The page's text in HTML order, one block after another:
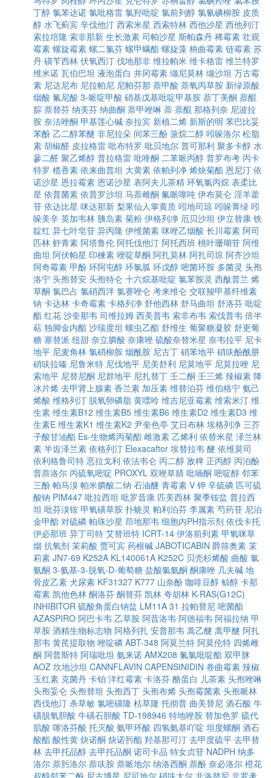
丁醇 氯苯达诺 氯吡格雷 氯羟吡啶 氯前列醇 氯氰碘柳胺 皮质
醇 水飞蓟宾 辛伐他汀 西索米星 西索特林 西他沙星 西他列汀
索拉培隆 索非那新 生长激素 司帕沙星 斯帕森丹 稀霉素 壮观
霉素 螺旋霉素 螺二氯芬 螺甲螨酯 螺旋藻 柄曲霉素 链霉素 苏
丹 磺苄西林 伏氧西汀 伐地那非 维拉帕米 维卡格雷 维兰特罗
维米诺 瓦伯巴坦 液泡蛋白 井冈霉素 缬尼莫林 缬沙坦 万古霉
素 尼达尼布 尼拉帕尼 尼帕芬那 萘甲酸 萘氧丙草胺 新绿原酸
烟酸 氟尼酸 3-哌啶甲酸 硝基戊基吡啶甲基胺 萘丁美酮 萘醌
腙 萘替芬 纳美芬 纳曲酮 萘甲唑啉 萘 萘醌 那格列奈 尼波拉
胺 奈法唑酮 甲基莲心碱 奈拉宾 新植二烯 新斯的明 苯巴比妥
苯酚 乙二醇苯醚 非尼拉朵 间苯三酚 蒎烷二醇 吲哚洛尔 松脂
素 胡椒醛 皮拉格雷 吡布特罗 吡贝地尔 普可那利 聚多卡醇 水
蓼二醛 聚乙烯醇 普拉格雷 吡喹酮 二苯哌丙醇 普罗布考 丙卡
特罗 榄香素 依来曲普坦 大黄素 依帕列净 烯炔菊酯 恩尼汀 依
诺沙星 恩拉霉素 恩诺沙星 表阿夫儿茶精 环氧氯丙烷 表柔比
星 依普菌素 依普罗沙坦 马萘雌酮 氟哌噻吨 伊布莫仑 淫羊藿
苷 依达比星 咪达那新 梨果仙人掌黄质 吲地司琼 吲哚菁绿 吲
哚美辛 英加韦林 胰岛素 菊粉 伊格列净 厄贝沙坦 伊立替康 铁
靛红 异七叶皂苷 异丙隆 伊维菌素 咪唑乙烟酸 长川霉素 阿司
匹林 虾青素 阿塔鲁伦 阿托伐他汀 阿托西班 桃叶珊瑚苷 阿维
曲坦 阿伏帕星 印楝素 唑啶草酮 阿扎莫林 阿扎司琼 阿齐沙坦
阿奇霉素 甲酚 环阿屯醇 环氯胍 环戊醇 嘧菌环胺 多菌灵 头孢
洛宁 头孢替安 头孢特仑 十六烷基吡啶 氯苯胺灵 西酞普兰 烯
草酮 氯巴占 氯硝西泮 氯赛唑仑 考来维仑 交联羧甲基纤维素
钠 卡达林 卡奇霉素 卡格列净 舒他西林 舒马曲坦 舒洛芬 吡啶
酯 红花 沙奎那韦 司维拉姆 西美普韦 索非布韦 索伐普韦 倍半
萜 独脚金内酯 沙瑞度坦 螺虫乙酯 舒维生 葡聚糖凝胶 舒更葡
糖 塞替派 纽甜 奈立膦酸 奈康唑 硫酸奈替米星 奈韦拉平 尼卡
地平 尼麦角林 氯硝柳胺 烟酰胺 尼古丁 硝苯地平 硝呋酚酰肼
硝呋拉嗪 尼鲁米特 尼伐地平 尼美舒利 尼莫地平 尼莫拉唑 尼
索地平 尼替尼酮 尼群地平 尼扎替丁 壬二酮 壬三烯 辣椒素 降
冰片烯 去甲肾上腺素 香兰素 加压素 维替泊芬 维伯格宁 氨己
烯酸 维格列汀 脱氧卵磷脂 黄嘌呤 维吉尼亚霉素 维索米汀 维
生素 维生素B12 维生素B5 维生素B6 维生素D2 维生素D3 维
生素E 维生素K1 维生素K2 尹奎色亭 艾日布林 埃格列净 三芥
子酸甘油酯 Es-生物烯丙菊酯 雌激素 乙烯利 依替米星 泽兰林
素 半齿泽兰素 依格列汀 Elexacaftor 埃替拉韦 醚 依维莫司
依利格鲁司特 恶拉戈利 依法韦仑 丙二醇 敌稗 正丙醇 丙泊酚
普萘洛尔 丙硫氧嘧啶 PROXYL 双唑草腈 吡喃酮 嘧啶醇 邻苯
三酚 帕马溴 帕米膦酸二钠 石油醚 青霉素 V 钾 辛硫磷 匹可硫
酸钠 PIM447 吡拉西坦 吡罗昔康 匹美西林 聚季铵盐 普拉西
坦 吡芬溴铵 甲氧磺草胺 扑蛲灵 帕利泊芬 李属素 芍药苷 尼泊
金甲酯 对硫磷 帕珠沙星 茚地那韦 细胞内PH指示剂 依伐卡托
伊必那班 异丁司特 艾替班特 ICRT-14 伊洛前列素 甲氧咪草
烟 抗氧剂 茉莉酸 贾可宾 药根碱 JABOTICABIN 爵筛奥素 茉
莉素 JN7-69 K252A KL140061A K252C 贝壳杉烯酸 曲酸 氯
氨酮 3-氨基-3-脱氧-D-葡萄糖 盐酸氯氨酮 酮康唑 几夫碱 地
骨皮乙素 犬尿素 KF31327 K777 山奈酚 咖啡豆醇 鲸醇 卡那
霉素 凯他色林 酮洛芬 酮替芬 凯林 夸胡林 K-RAS(G12C)
INHIBITOR 硫酸角蛋白钠盐 LM11A 31 拉帕替尼 嘧菌酯
AZASPIRO 阿巴卡韦 乙草胺 阿昔洛韦 阿德福韦 阿福拉纳 甲
草胺 酒精生物标志物 阿格列扎 安普那韦 蒿乙醚 蒿甲醚 阿扎
那韦 黄芪提取物 唑啶磷 ABT-348 阿莫兰特 阿莫伦特 四烯雌
酮 阿普斯特 阿瑞吡坦 氨来诺 AMX208 氟氯吡啶酯 双甲脒
AOZ 坎地沙坦 CANNFLAVIN CAPENSINIDIN 卷曲霉素 辣椒
玉红素 克菌丹 卡铂 洋红霉素 卡洛芬 酪蛋白 儿茶素 头孢唑啉
头孢妥仑 头孢替坦 头孢西丁 头孢布烯 头孢霉菌素 头孢哌林
西伐他汀 杀草敏 氯嘧磺隆 枯草隆 托彻普 曲美替尼 酒石酸 牛
磺脱氧胆酸 牛磺石胆酸 TD-198946 特地唑胺 替加色罗 硫代
肌酸 噻洛芬酸 托灭酸 氨甲环酸 四氢氨基吖啶 坦度螺酮 酒石
酸酯 酸性黄 炔诺酮 炔诺肟酯 羟基那可汀 去甲度硫平 去甲替
林 去甲托品醇 去甲托品酮 诺司卡品 特女贞苷 NADPH 纳多
洛尔 萘肟洛尔 萘呋胺 萘哌地尔 纳洛西酮 萘酚 奈必洛尔 橙花
叔醇邻苯二酚 尼古博星 尼可地尔 硝呋太尔 非洛替尼 非罗考